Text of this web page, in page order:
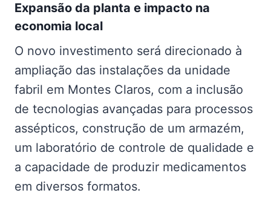
Expansão da planta e impacto na
economia local
O novo investimento será direcionado à
ampliação das instalações da unidade
fabril em Montes Claros, com a inclusão
de tecnologias avançadas para processos
assépticos, construção de um armazém,
um laboratório de controle de qualidade e
a capacidade de produzir medicamentos
em diversos formatos.